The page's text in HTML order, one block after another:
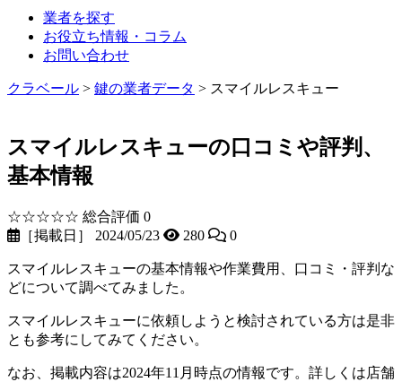
業者を探す
お役立ち情報・コラム
お問い合わせ
クラベール > 鍵の業者データ > スマイルレスキュー
スマイルレスキューの口コミや評判、
基本情報
☆☆☆☆☆ 総合評価 0
［掲載日］ 2024/05/23
280 0
スマイルレスキューの基本情報や作業費用、口コミ・評判な
どについて調べてみました。
スマイルレスキューに依頼しようと検討されている方は是非
とも参考にしてみてください。
なお、掲載内容は2024年11月時点の情報です。詳しくは店舗